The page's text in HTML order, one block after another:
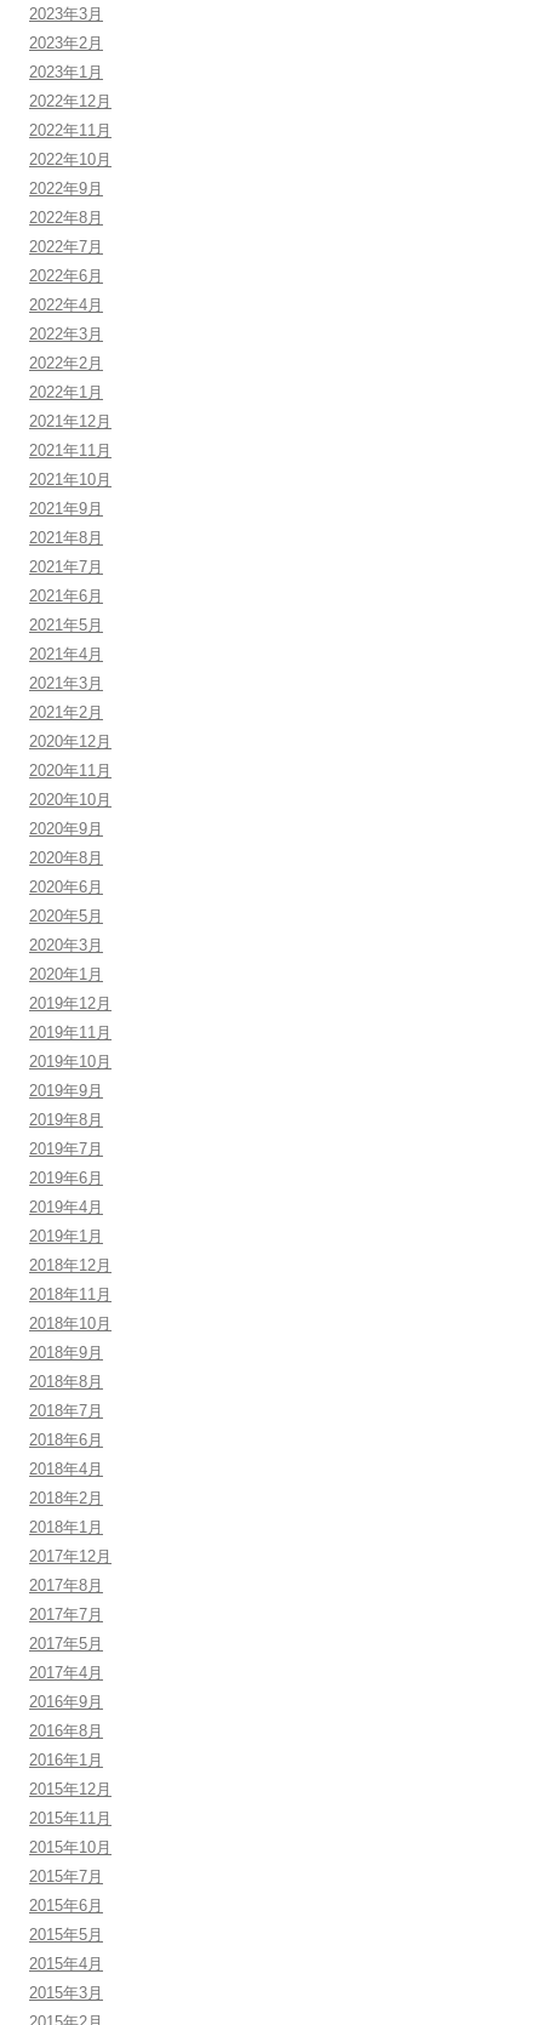
2023年3月
2023年2月
2023年1月
2022年12月
2022年11月
2022年10月
2022年9月
2022年8月
2022年7月
2022年6月
2022年4月
2022年3月
2022年2月
2022年1月
2021年12月
2021年11月
2021年10月
2021年9月
2021年8月
2021年7月
2021年6月
2021年5月
2021年4月
2021年3月
2021年2月
2020年12月
2020年11月
2020年10月
2020年9月
2020年8月
2020年6月
2020年5月
2020年3月
2020年1月
2019年12月
2019年11月
2019年10月
2019年9月
2019年8月
2019年7月
2019年6月
2019年4月
2019年1月
2018年12月
2018年11月
2018年10月
2018年9月
2018年8月
2018年7月
2018年6月
2018年4月
2018年2月
2018年1月
2017年12月
2017年8月
2017年7月
2017年5月
2017年4月
2016年9月
2016年8月
2016年1月
2015年12月
2015年11月
2015年10月
2015年7月
2015年6月
2015年5月
2015年4月
2015年3月